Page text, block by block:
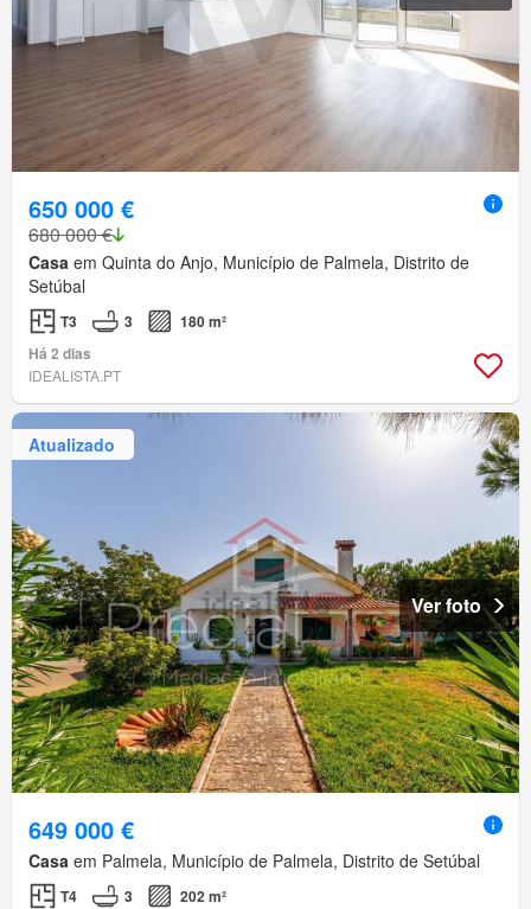
650 000 €
680 000 €
Casa em Quinta do Anjo, Município de Palmela, Distrito de
Setúbal
T3 3
180 m²
Há 2 dias
IDEALISTA.PT
Atualizado
Ver foto
649 000 €
Casa em Palmela, Município de Palmela, Distrito de Setúbal
T4 3 202 m²